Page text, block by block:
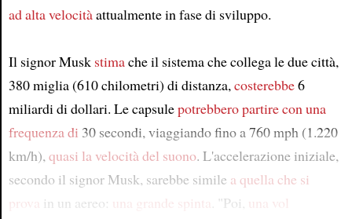
Article
ad alta velocitàattualmente in fase di sviluppo.
Il signor Musk stimache il sistema che collega le due città,
380 miglia (610 chilometri) di distanza,costerebbe6
miliardi di dollari. Le capsulepotrebbero partirecon una
frequenza di 30 secondi, viaggiando fino a 760 mph (1.220
km/h),quasi la velocità del suono. L'accelerazione iniziale,
secondo il signor Musk, sarebbe simile a quella che si
prova in un aereo: una grande spinta . "Poi, una vol